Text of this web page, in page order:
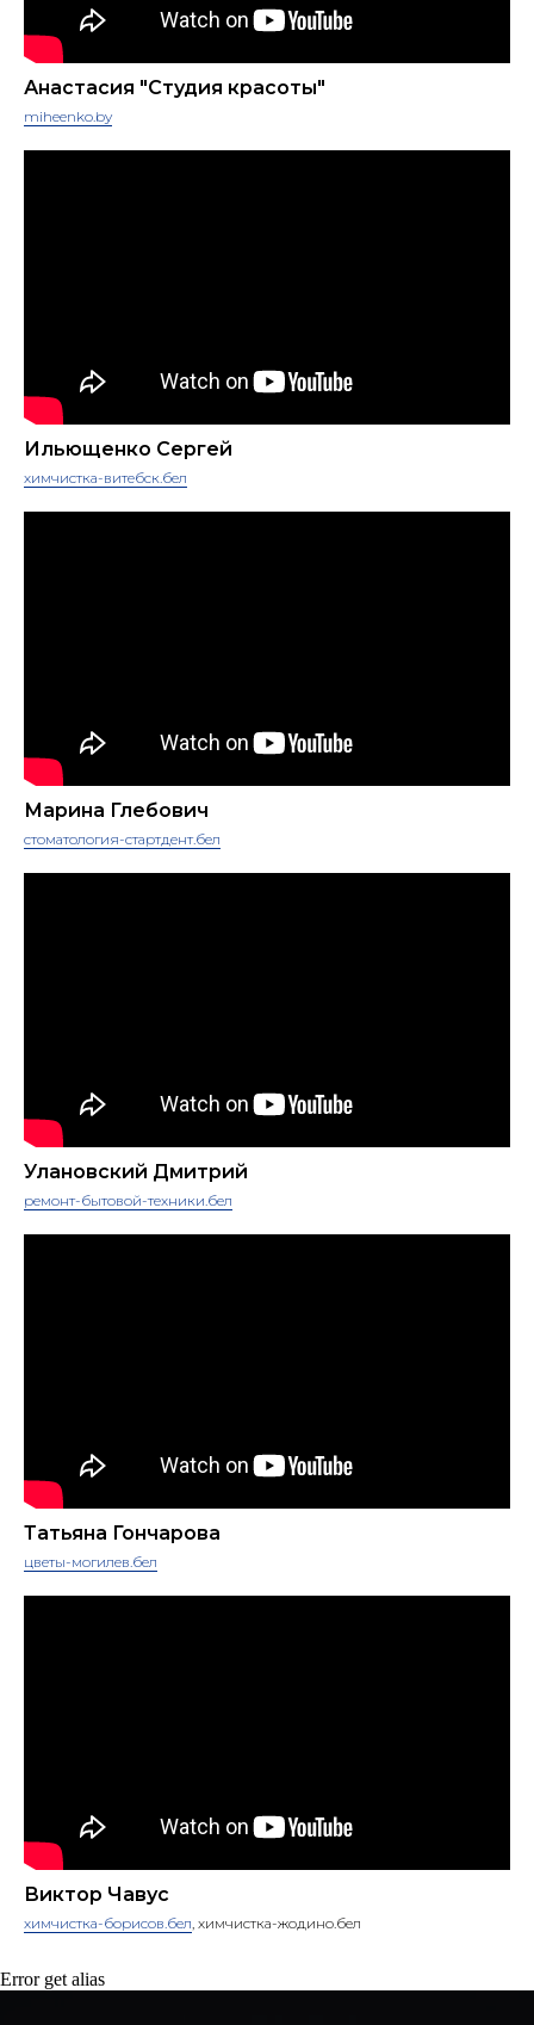
Анастасия "Cтудия красоты"
miheenko.by
Ильющенко Сергей
химчистка-витебск.бел
Марина Глебович
стоматология-стартдент.бел
Улановский Дмитрий
ремонт-бытовой-техники.бел
Татьяна Гончарова
цветы-могилев.бел
Виктор Чавус
химчистка-борисов.бел, химчистка-жодино.бел
Error get alias